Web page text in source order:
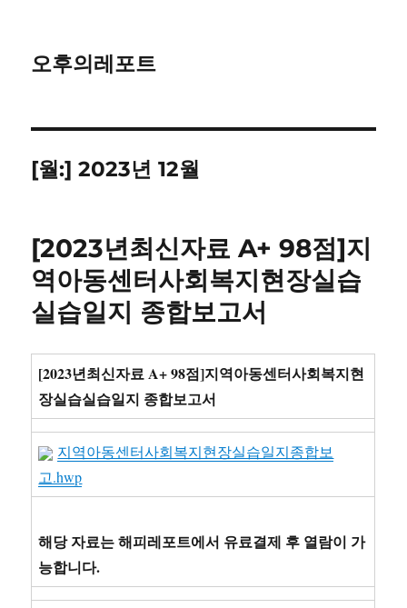
오후의레포트
[월:]2023년 12월
[2023년최신자료 A+ 98점]지
역아동센터사회복지현장실습
실습일지 종합보고서
[2023년최신자료 A+ 98점]지역아동센터사회복지현
장실습실습일지 종합보고서
지역아동센터사회복지현장실습일지종합보
고.hwp
해당 자료는 해피레포트에서 유료결제 후 열람이 가
능합니다.